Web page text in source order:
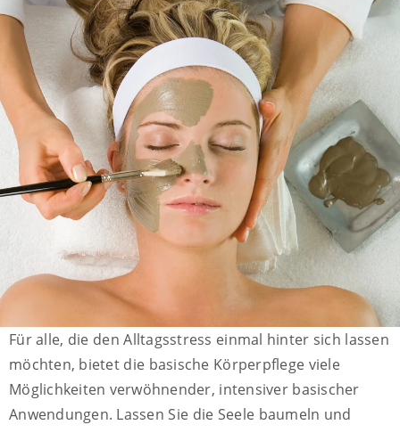
Für alle, die den Alltagsstress einmal hinter sich lassen
möchten, bietet die basische Körperpflege viele
Möglichkeiten verwöhnender, intensiver basischer
Anwendungen. Lassen Sie die Seele baumeln und